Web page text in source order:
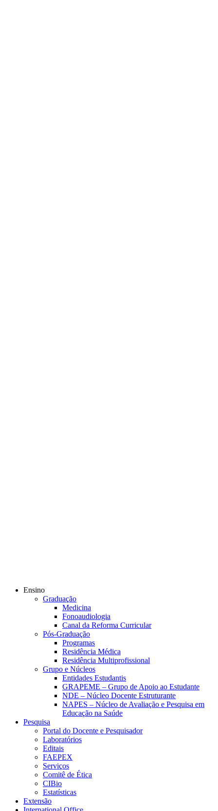
Ensino
Graduação
Medicina
Fonoaudiologia
Canal da Reforma Curricular
Pós-Graduação
Programas
Residência Médica
Residência Multiprofissional
Grupo e Núcleos
Entidades Estudantis
GRAPEME – Grupo de Apoio ao Estudante
NDE – Núcleo Docente Estruturante
NAPES – Núcleo de Avaliação e Pesquisa em
Educação na Saúde
Pesquisa
Portal do Docente e Pesquisador
Laboratórios
Editais
FAEPEX
Serviços
Comitê de Ética
CIBio
Estatísticas
Extensão